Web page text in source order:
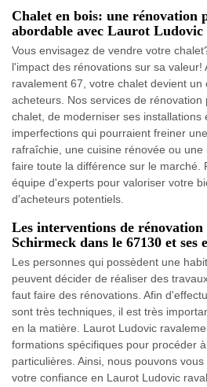
Chalet en bois: une rénovation
abordable avec Laurot Ludovic
Vous envisagez de vendre votre
l'impact des rénovations sur sa valeur!
ravalement 67, votre chalet devient
acheteurs. Nos services de
chalet, de moderniser ses installations
imperfections qui pourraient freiner
rafraîchie, une cuisine rénovée ou
faire toute la différence sur le marché.
équipe d'experts pour valoriser votre
d'acheteurs potentiels.
Les interventions de rénovation
Schirmeck dans le 67130 et ses
Les personnes qui possèdent une
peuvent décider de réaliser des
faut faire des rénovations. Afin
sont très techniques, il est très
en la matière. Laurot Ludovic
formations spécifiques pour procéder
particulières. Ainsi, nous pouvons
votre confiance en Laurot Ludovic